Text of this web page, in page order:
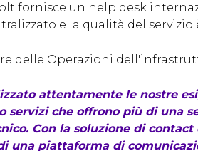
fornisce un help desk
e la qualità del
delle Operazioni
attentamente le nostre
servizi che offrono più di una
Con la soluzione di
una piattaforma di